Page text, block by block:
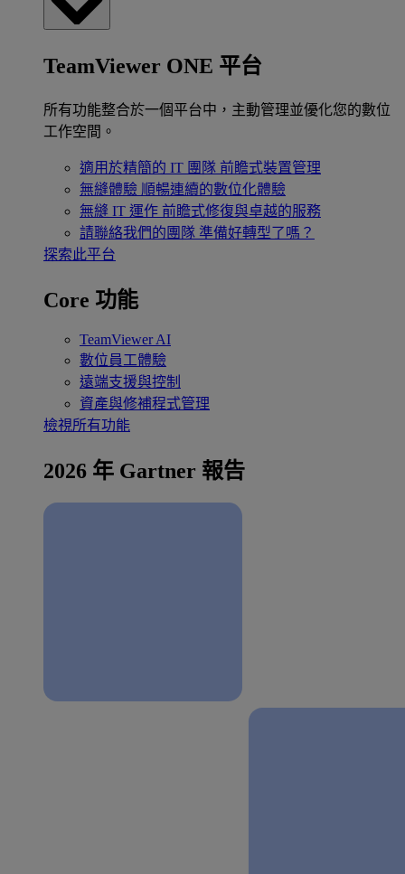
TeamViewer ONE 平台
所有功能整合於一個平台中，主動管理並優化您的數位
工作空間。
適用於精簡的 IT 團隊 前瞻式裝置管理
無縫體驗 順暢連續的數位化體驗
無縫 IT 運作 前瞻式修復與卓越的服務
請聯絡我們的團隊 準備好轉型了嗎？
探索此平台
Core 功能
TeamViewer AI
數位員工體驗
遠端支援與控制
資產與修補程式管理
檢視所有功能
2026 年 Gartner 報告